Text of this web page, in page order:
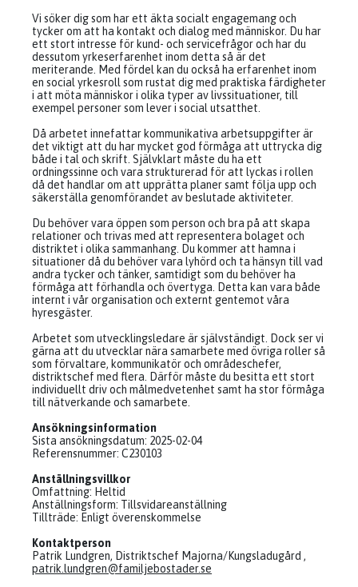
Vi söker dig som har ett äkta socialt engagemang och
tycker om att ha kontakt och dialog med människor. Du har
ett stort intresse för kund- och servicefrågor och har du
dessutom yrkeserfarenhet inom detta så är det
meriterande. Med fördel kan du också ha erfarenhet inom
en social yrkesroll som rustat dig med praktiska färdigheter
i att möta människor i olika typer av livssituationer, till
exempel personer som lever i social utsatthet.
Då arbetet innefattar kommunikativa arbetsuppgifter är
det viktigt att du har mycket god förmåga att uttrycka dig
både i tal och skrift. Självklart måste du ha ett
ordningssinne och vara strukturerad för att lyckas i rollen
då det handlar om att upprätta planer samt följa upp och
säkerställa genomförandet av beslutade aktiviteter.
Du behöver vara öppen som person och bra på att skapa
relationer och trivas med att representera bolaget och
distriktet i olika sammanhang. Du kommer att hamna i
situationer då du behöver vara lyhörd och ta hänsyn till vad
andra tycker och tänker, samtidigt som du behöver ha
förmåga att förhandla och övertyga. Detta kan vara både
internt i vår organisation och externt gentemot våra
hyresgäster.
Arbetet som utvecklingsledare är självständigt. Dock ser vi
gärna att du utvecklar nära samarbete med övriga roller så
som förvaltare, kommunikatör och områdeschefer,
distriktschef med flera. Därför måste du besitta ett stort
individuellt driv och målmedvetenhet samt ha stor förmåga
till nätverkande och samarbete.
Ansökningsinformation
Sista ansökningsdatum: 2025-02-04
Referensnummer: C230103
Anställningsvillkor
Omfattning: Heltid
Anställningsform: Tillsvidareanställning
Tillträde: Enligt överenskommelse
Kontaktperson
Patrik Lundgren, Distriktschef Majorna/Kungsladugård ,
patrik.lundgren@familjebostader.se